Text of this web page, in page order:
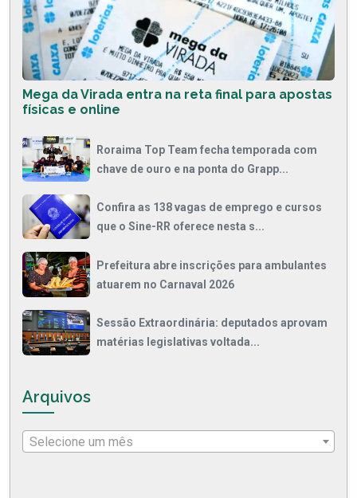
Mega da Virada entra na reta final para apostas
físicas e online
Roraima Top Team fecha temporada com
chave de ouro e na ponta do Grapp...
Confira as 138 vagas de emprego e cursos
que o Sine-RR oferece nesta s...
Prefeitura abre inscrições para ambulantes
atuarem no Carnaval 2026
Sessão Extraordinária: deputados aprovam
matérias legislativas voltada...
Arquivos
Selecione um mês